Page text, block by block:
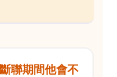
聯期間他會不